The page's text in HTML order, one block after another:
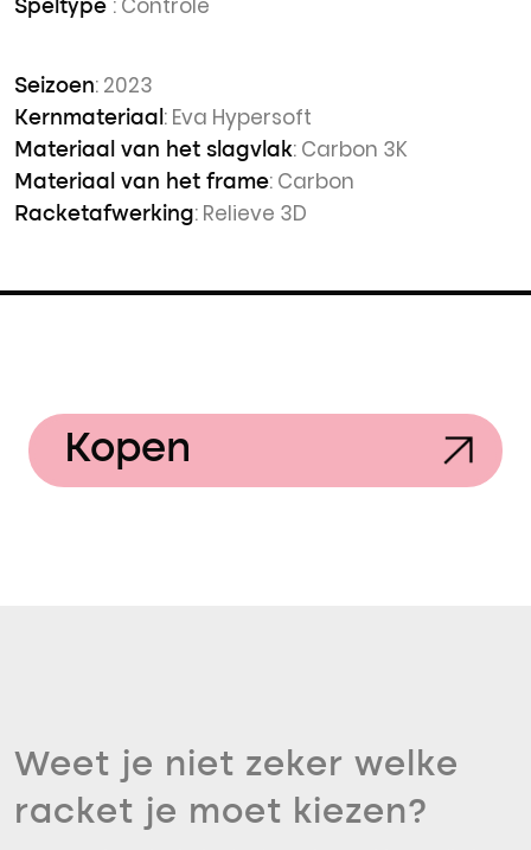
Speltype : Controle
Seizoen: 2023
Kernmateriaal : Eva Hypersoft
Materiaal van het slagvlak: Carbon 3K
Materiaal van het frame: Carbon
Racketafwerking: Relieve 3D
Kopen
Weet je niet zeker welke
racket je moet kiezen?